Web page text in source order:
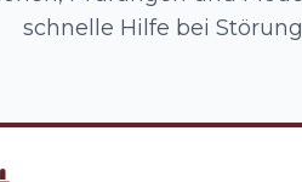
schnelle Hilfe bei